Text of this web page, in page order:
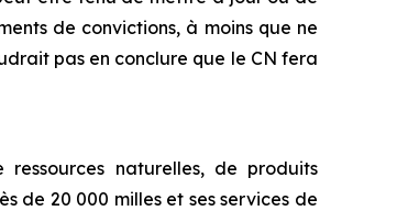
de convictions, à moins que ne
pas en conclure que le CN fera
naturelles, de produits
de 20 000 milles et ses services de